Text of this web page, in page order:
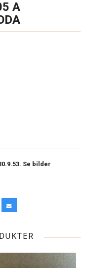
A
Se bilder